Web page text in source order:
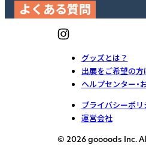
よくある質問
グッズとは？
出展をご希望の方
ヘルプセンター・
プライバシーポリ
運営会社
© 2026 goooods Inc.